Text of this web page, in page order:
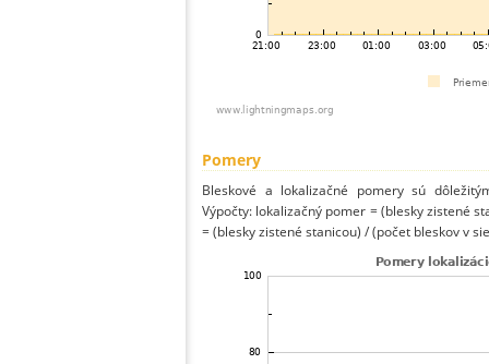
Pomery
Bleskové a lokalizačné pomery sú
Výpočty: lokalizačný pomer = (blesky zistené
= (blesky zistené stanicou) / (počet bleskov v